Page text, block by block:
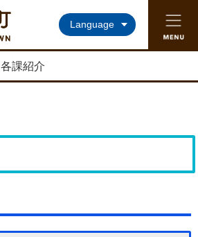
益子町ホームページ
Language
各課紹介